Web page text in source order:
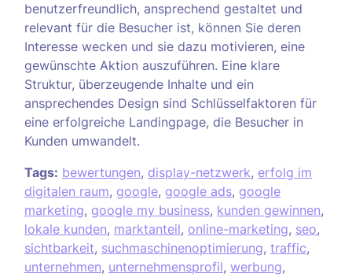
benutzerfreundlich, ansprechend gestaltet und
relevant für die Besucher ist, können Sie deren
Interesse wecken und sie dazu motivieren, eine
gewünschte Aktion auszuführen. Eine klare
Struktur, überzeugende Inhalte und ein
ansprechendes Design sind Schlüsselfaktoren für
eine erfolgreiche Landingpage, die Besucher in
Kunden umwandelt.
Tags: bewertungen, display-netzwerk, erfolg im
digitalen raum, google, google ads, google
marketing, google my business, kunden gewinnen,
lokale kunden, marktanteil, online-marketing, seo,
sichtbarkeit, suchmaschinenoptimierung, traffic,
unternehmen, unternehmensprofil, werbung,